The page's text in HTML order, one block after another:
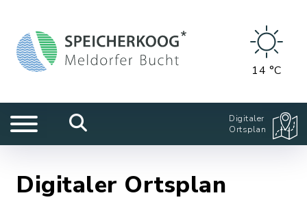
14 °C
Digitaler
Ortsplan
Digitaler Ortsplan